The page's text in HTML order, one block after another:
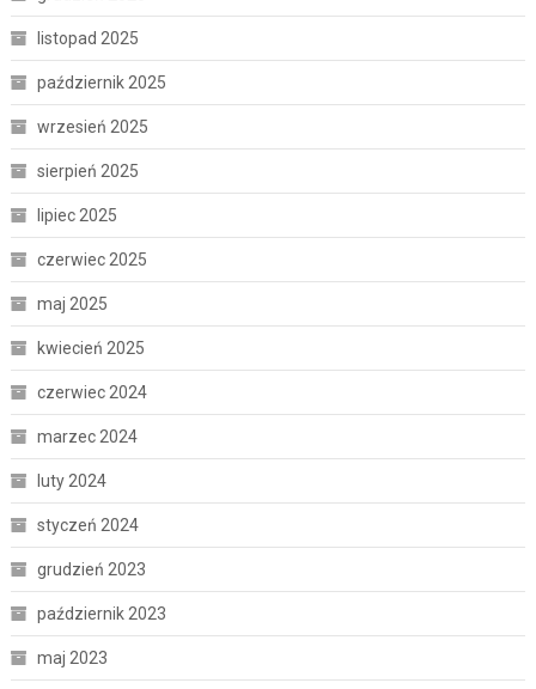
listopad 2025
październik 2025
wrzesień 2025
sierpień 2025
lipiec 2025
czerwiec 2025
maj 2025
kwiecień 2025
czerwiec 2024
marzec 2024
luty 2024
styczeń 2024
grudzień 2023
październik 2023
maj 2023